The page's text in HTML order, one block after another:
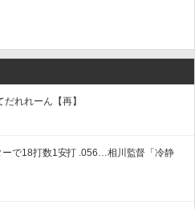
だれれーん【再】
で18打数1安打 .056…相川監督「冷静